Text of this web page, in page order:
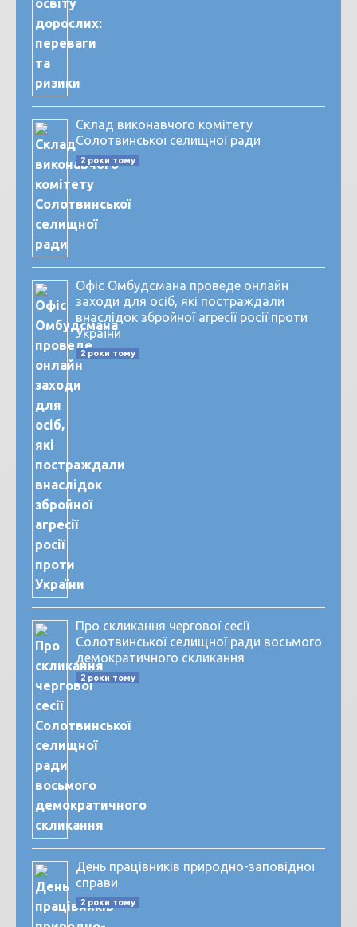
Склад виконавчого комітету
Солотвинської селищної ради
2 роки тому
Офіс Омбудсмана проведе онлайн
заходи для осіб, які постраждали
внаслідок збройної агресії росії проти
України
2 роки тому
Про скликання чергової сесії
Солотвинської селищної ради восьмого
демократичного скликання
2 роки тому
День працівників природно-заповідної
справи
2 роки тому